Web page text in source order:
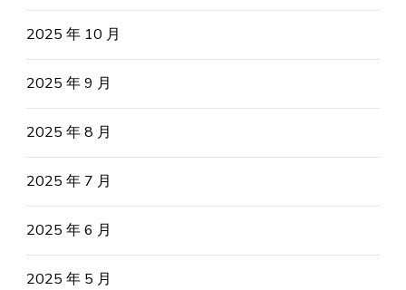
2025 年 10 月
2025 年 9 月
2025 年 8 月
2025 年 7 月
2025 年 6 月
2025 年 5 月